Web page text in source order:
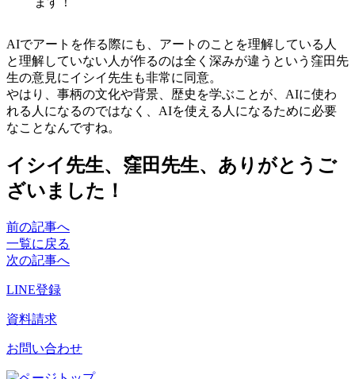
AIでアートを作る際にも、アートのことを理解している人
と理解していない人が作るのは全く深みが違うという窪田先
生の意見にイシイ先生も非常に同意。
やはり、事柄の文化や背景、歴史を学ぶことが、AIに使わ
れる人になるのではなく、AIを使える人になるために必要
なことなんですね。
イシイ先生、窪田先生、ありがとうご
ざいました！
前の記事へ
一覧に戻る
次の記事へ
LINE登録
資料請求
お問い合わせ